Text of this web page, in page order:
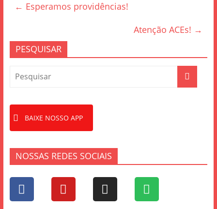
b
o
k
← Esperamos providências!
Atenção ACEs! →
PESQUISAR
BAIXE NOSSO APP
NOSSAS REDES SOCIAIS